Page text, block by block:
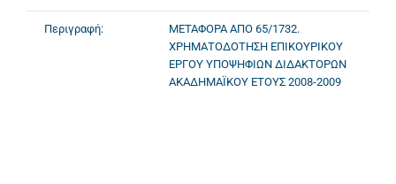
Περιγραφή:
ΜΕΤΑΦΟΡΑ ΑΠΟ 65/1732.
ΧΡΗΜΑΤΟΔΟΤΗΣΗ ΕΠΙΚΟΥΡΙΚΟΥ
ΕΡΓΟΥ ΥΠΟΨΗΦΙΩΝ ΔΙΔΑΚΤΟΡΩΝ
ΑΚΑΔΗΜΑΪΚΟΥ ΕΤΟΥΣ 2008-2009